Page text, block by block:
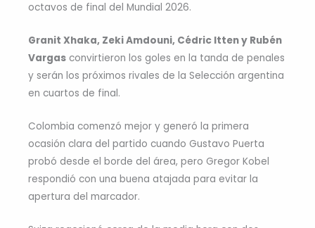
octavos de final del Mundial 2026.
Granit Xhaka, Zeki Amdouni, Cédric Itten y Rubén
Vargas convirtieron los goles en la tanda de penales
y serán los próximos rivales de la Selección argentina
en cuartos de final.
Colombia comenzó mejor y generó la primera
ocasión clara del partido cuando Gustavo Puerta
probó desde el borde del área, pero Gregor Kobel
respondió con una buena atajada para evitar la
apertura del marcador.